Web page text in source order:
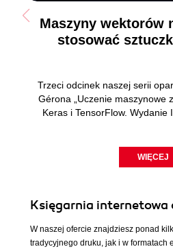
Maszyny wektorów
stosować
Trzeci odcinek naszej serii
Gérona „Uczenie maszynowe
Keras i TensorFlow. Wydanie
WIĘCEJ
Księgarnia internetowa
W naszej ofercie znajdziesz ponad
tradycyjnego druku, jak i w formatach